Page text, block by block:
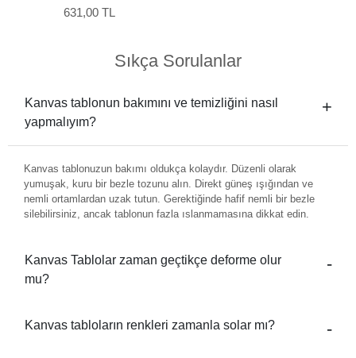
Tablo
631,00 TL
Sıkça Sorulanlar
Kanvas tablonun bakımını ve temizliğini nasıl
yapmalıyım?
Kanvas tablonuzun bakımı oldukça kolaydır. Düzenli olarak
yumuşak, kuru bir bezle tozunu alın. Direkt güneş ışığından ve
nemli ortamlardan uzak tutun. Gerektiğinde hafif nemli bir bezle
silebilirsiniz, ancak tablonun fazla ıslanmamasına dikkat edin.
Kanvas Tablolar zaman geçtikçe deforme olur
mu?
Kanvas tabloların renkleri zamanla solar mı?